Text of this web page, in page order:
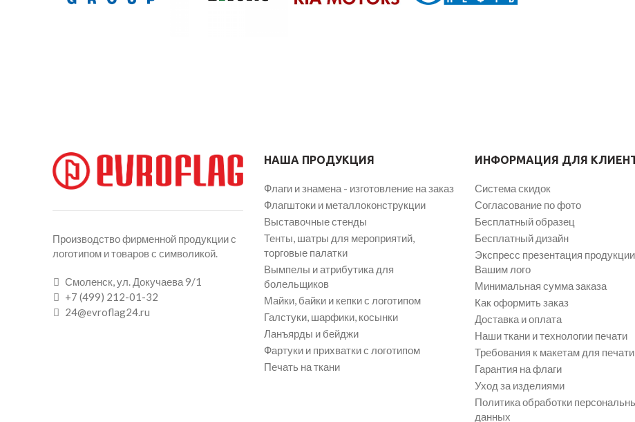
Производство фирменной продукции с
логотипом и товаров с символикой.
Смоленск, ул. Докучаева 9/1
+7 (499) 212-01-32
24@evroflag24.ru
НАША ПРОДУКЦИЯ
Флаги и знамена - изготовление на заказ
Флагштоки и металлоконструкции
Выставочные стенды
Тенты, шатры для мероприятий,
торговые палатки
Вымпелы и атрибутика для
болельщиков
Майки, байки и кепки с логотипом
Галстуки, шарфики, косынки
Ланъярды и бейджи
Фартуки и прихватки с логотипом
Печать на ткани
ИНФОРМАЦИЯ ДЛЯ
Система скидок
Согласование по фото
Бесплатный образец
Бесплатный дизайн
Экспресс презентация
Вашим лого
Минимальная сумма заказа
Как оформить заказ
Доставка и оплата
Наши ткани и технологии печати
Требования к макетам для печати
Гарантия на флаги
Уход за изделиями
Политика обработки
данных